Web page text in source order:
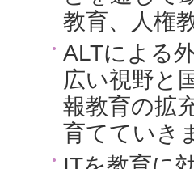
教育、人権
ALTによる
広い視野と
報教育の拡
育てていき